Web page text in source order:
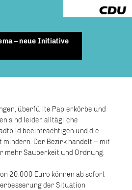
– neue Initiative
überfüllte Papierkörbe und
sind leider alltägliche
beeinträchtigen und die
Der Bezirk handelt – mit
mehr Sauberkeit und Ordnung.
20.000 Euro können ab sofort
der Situation